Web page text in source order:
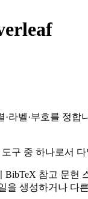
라벨·부호를 정합
구 중 하나로서
참고 문
을 생성하거나 다